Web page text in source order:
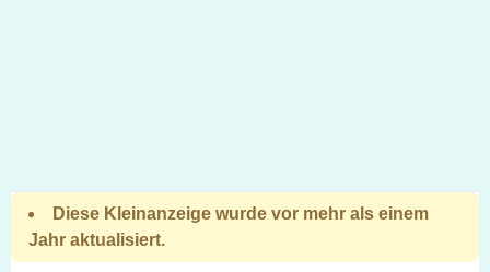
Diese Kleinanzeige wurde vor mehr als einem
Jahr aktualisiert.